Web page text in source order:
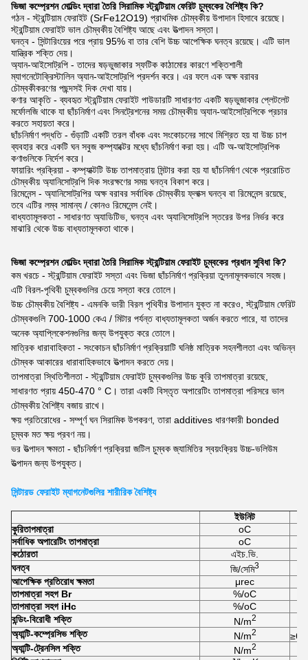
ভিজা কম্প্রেশন মোল্ডিং দ্বারা তৈরি সিরামিক স্ট্রন্টিয়াম ফেরিট চুম্বকের বৈশিষ্ট্য কি?
গঠন - স্ট্রন্টিয়াম ফেরাইট (SrFe12O19) প্রাথমিক চৌম্বকীয় উপাদান হিসাবে রয়েছে।
স্ট্রন্টিয়াম ফেরাইট ভাল চৌম্বকীয় বৈশিষ্ট্য আছে এবং উত্পাদন সস্তা।
ঘনত্ব - সিন্টারিংয়ের পরে প্রায় 95% বা তার বেশি উচ্চ আপেক্ষিক ঘনত্ব রয়েছে। এটি ভাল
যান্ত্রিক শক্তি দেয়।
অ্যান-আইসোট্রপি - তাদের ষড়ভুজাকার স্ফটিক কাঠামোর কারণে শক্তিশালী
ম্যাগনেটোক্রিস্টালিন অ্যান-আইসোট্রপি প্রদর্শন করে। এর ফলে এক অক্ষ বরাবর
চৌম্বকীকরণের পছন্দসই দিক দেখা যায়।
কণার আকৃতি - ব্যবহৃত স্ট্রন্টিয়াম ফেরাইট পাউডারটি সাধারণত একটি ষড়ভুজাকার প্লেটলেট
মর্ফোলজি থাকে যা ছাঁচনির্মাণ এবং সিনট্রেশনের সময় চৌম্বকীয় অ্যান-আইসোট্রপিকে প্রচার
করতে সহায়তা করে।
ছাঁচনির্মাণ পদ্ধতি - গুঁড়াটি একটি তরল বাঁধক এবং সংকোচনের সাথে মিশ্রিত হয় যা উচ্চ চাপ
ব্যবহার করে একটি ঘন সবুজ কম্প্যাক্টের মধ্যে ছাঁচনির্মাণ করা হয়। এটি অ-আইসোট্রপিক
কণাগুলিকে নির্দেশ করে।
ফায়ারিং প্রক্রিয়া - কম্প্যাক্টটি উচ্চ তাপমাত্রায় সিন্টার করা হয় যা ছাঁচনির্মাণ থেকে প্ররোচিত
চৌম্বকীয় অ্যানিসোট্রপি দিক সংরক্ষণের সময় ঘনত্ব বিকাশ করে।
রিমেনেন্স - অ্যানিসোট্রপির অক্ষ বরাবর সর্বাধিক চৌম্বকীয় ফ্লাক্স ঘনত্ব বা রিমেনেন্স রয়েছে,
তবে এটির লম্ব সামান্য / কোনও রিমেনেন্স নেই।
বাধ্যতামূলকতা - সাধারণত অ্যাডিটিভ, ঘনত্ব এবং অ্যানিসোট্রপি স্তরের উপর নির্ভর করে
মাঝারি থেকে উচ্চ বাধ্যতামূলকতা থাকে।
ভিজা কম্প্রেশন মোল্ডিং দ্বারা তৈরি সিরামিক স্ট্রন্টিয়াম ফেরাইট চুম্বকের প্রধান সুবিধা কি?
কম খরচে - স্ট্রন্টিয়াম ফেরাইট সস্তা এবং ভিজা ছাঁচনির্মাণ প্রক্রিয়া তুলনামূলকভাবে সহজ।
এটি বিরল-পৃথিবী চুম্বকগুলির চেয়ে সস্তা করে তোলে।
উচ্চ চৌম্বকীয় বৈশিষ্ট্য - এমনকি ভারী বিরল পৃথিবীর উপাদান যুক্ত না করেও, স্ট্রন্টিয়াম ফেরিট
চৌম্বকগুলি 700-1000 কেএ / মিটার পর্যন্ত বাধ্যতামূলকতা অর্জন করতে পারে, যা তাদের
অনেক অ্যাপ্লিকেশনগুলির জন্য উপযুক্ত করে তোলে।
মাত্রিক ধারাবাহিকতা - সংকোচন ছাঁচনির্মাণ প্রক্রিয়াটি ঘনিষ্ঠ মাত্রিক সহনশীলতা এবং অভিন্ন
চৌম্বক আকারের ধারাবাহিকভাবে উত্পাদন করতে দেয়।
তাপমাত্রা স্থিতিশীলতা - স্ট্রন্টিয়াম ফেরাইট চুম্বকগুলির উচ্চ কুরি তাপমাত্রা রয়েছে,
সাধারণত প্রায় 450-470 ° C। তারা একটি বিস্তৃত অপারেটিং তাপমাত্রা পরিসরে ভাল
চৌম্বকীয় বৈশিষ্ট্য বজায় রাখে।
ক্ষয় প্রতিরোধের - সম্পূর্ণ ঘন সিরামিক উপকরণ, তারা additives ধারণকারী bonded
চুম্বক মত ক্ষয় প্রবণ নয়।
ভর উত্পাদন ক্ষমতা - ছাঁচনির্মাণ প্রক্রিয়া জটিল চুম্বক জ্যামিতির স্বয়ংক্রিয় উচ্চ-ভলিউম
উত্পাদন জন্য উপযুক্ত।
সিন্টারড ফেরাইট ম্যাগনেটগুলির শারীরিক বৈশিষ্ট্য
ইউনিট
কুরিতাপমাত্রা
oC
সর্বাধিক অপারেটিং তাপমাত্রা
oC
কঠোরতা
এইচ.ভি.
ঘনত্ব
জি/সেমি3
আপেক্ষিক প্রতিরোধ ক্ষমতা
μrec
তাপমাত্রা সহগ Br
%/oC
তাপমাত্রা সহগ iHc
%/oC
বন্ডিং-বিরোধী শক্তি
N/m2
অ্যান্টি-কম্প্রেসিভ শক্তি N/m2
অ্যান্টি-ট্রেনসিল শক্তি
N/m2